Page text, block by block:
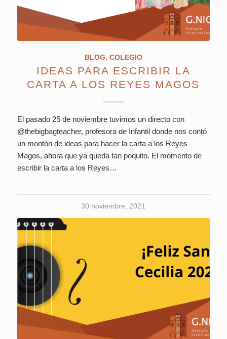
BLOG, COLEGIO
IDEAS PARA ESCRIBIR LA
CARTA A LOS REYES MAGOS
El pasado 25 de noviembre tuvimos un directo con
@thebigbagteacher, profesora de Infantil donde nos contó
un montón de ideas para hacer la carta a los Reyes
Magos, ahora que ya queda tan poquito. El momento de
escribir la carta a los Reyes…
30 noviembre, 2021